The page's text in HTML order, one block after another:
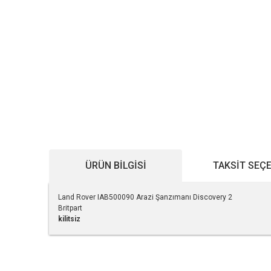
ÜRÜN BILGISI TAKSIT
Land Rover IAB500090 Arazi Şanzımanı Discovery 2
Britpart
kilitsiz